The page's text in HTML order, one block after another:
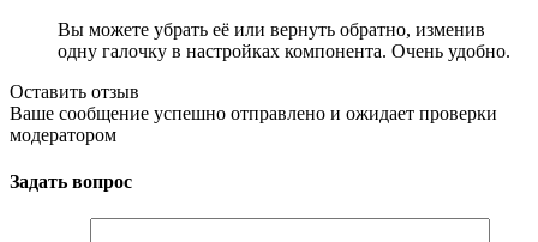
Вы можете убрать её или вернуть обратно, изменив
одну галочку в настройках компонента. Очень удобно.
Оставить отзыв
Ваше сообщение успешно отправлено и ожидает проверки
модератором
Задать вопрос